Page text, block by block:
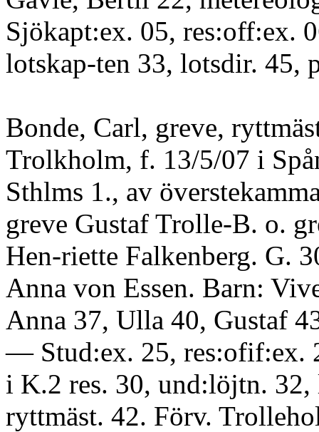
Sjökapt:ex. 05, res:off:ex.
lotskap-ten 33, lotsdir. 45,
Bonde, Carl, greve,
Trolkholm, f. 13/5/07 i
Sthlms 1., av
greve Gustaf Trolle-B. o.
Hen-riette Falkenberg. G.
Anna von Essen. Barn:
Anna 37, Ulla 40, Gustaf
— Stud:ex. 25, res:ofif:ex.
i K.2 res. 30, und:löjtn.
ryttmäst. 42. Förv.